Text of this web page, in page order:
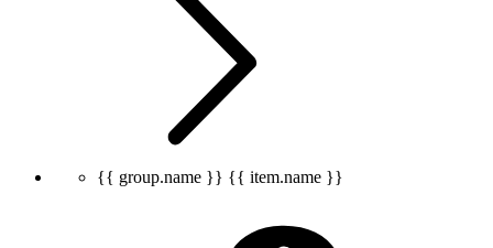
{{ group.name }} {{ item.name }}